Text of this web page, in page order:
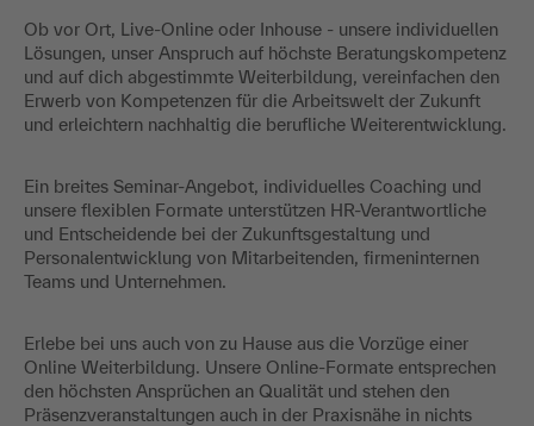
Ob vor Ort, Live-Online oder Inhouse - unsere individuellen
Lösungen, unser Anspruch auf höchste Beratungskompetenz
und auf dich abgestimmte Weiterbildung, vereinfachen den
Erwerb von Kompetenzen für die Arbeitswelt der Zukunft
und erleichtern nachhaltig die berufliche Weiterentwicklung.
Ein breites Seminar-Angebot, individuelles Coaching und
unsere flexiblen Formate unterstützen HR-Verantwortliche
und Entscheidende bei der Zukunftsgestaltung und
Personalentwicklung von Mitarbeitenden, firmeninternen
Teams und Unternehmen.
Erlebe bei uns auch von zu Hause aus die Vorzüge einer
Online Weiterbildung. Unsere Online-Formate entsprechen
den höchsten Ansprüchen an Qualität und stehen den
Präsenzveranstaltungen auch in der Praxisnähe in nichts